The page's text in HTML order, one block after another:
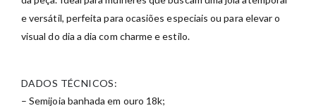
e versátil, perfeita para ocasiões especiais ou para elevar o
visual do dia a dia com charme e estilo.
DADOS TÉCNICOS:
– Semijoia banhada em ouro 18k;